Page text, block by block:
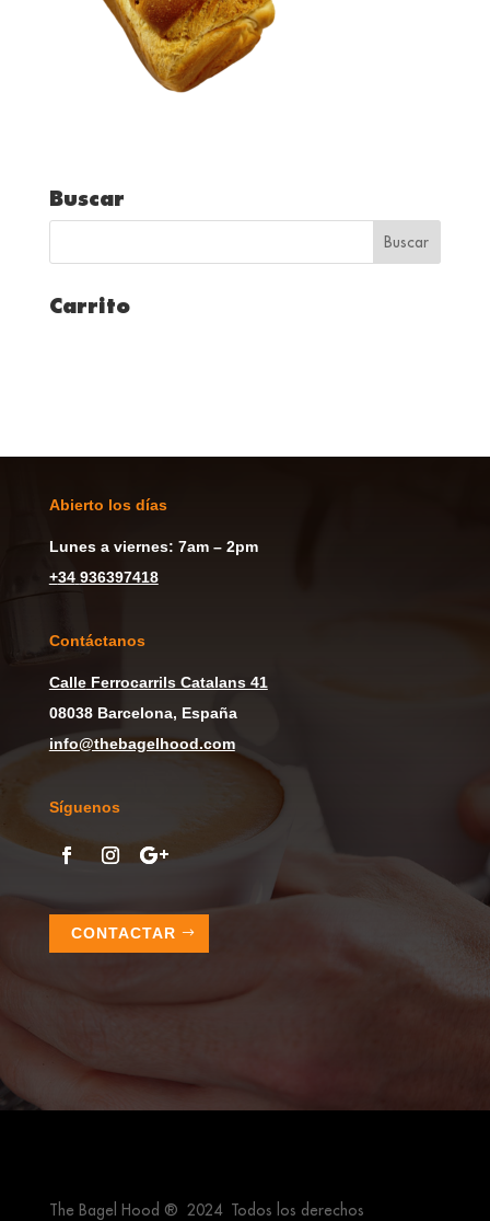
Buscar
Carrito
Abierto los días
Lunes a viernes: 7am – 2pm
+34 936397418
Contáctanos
CalleFerrocarrils Catalans 41
08038 Barcelona, España
info@thebagelhood.com
Síguenos
CONTACTAR
The Bagel Hood ® 2024 Todos los derechos